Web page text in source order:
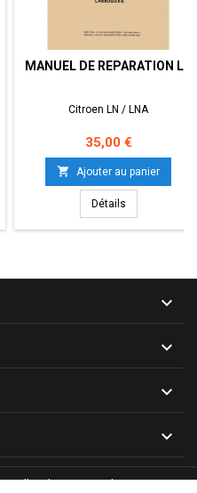
MANUEL DE REPARATION LN
Citroen LN / LNA
Prix
35,00 €
 Ajouter au panier
Détails



